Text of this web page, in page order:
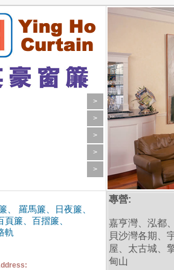
>
>
>
>
>
、 羅馬簾、日夜簾、
頁簾、百摺簾、
軌
專營:
嘉亨灣、泓都
貝沙灣各期、
屋、太古城、
甸山